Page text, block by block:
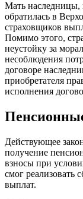
Мать наследницы,
обратилась в
страховщиков
Помимо этого,
неустойку за
несоблюдения
договоре
приобретателя
исполнения
Действующее
получение
взносы при
смог реализовать
выплат.